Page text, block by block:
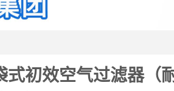
式初效空气过滤器（